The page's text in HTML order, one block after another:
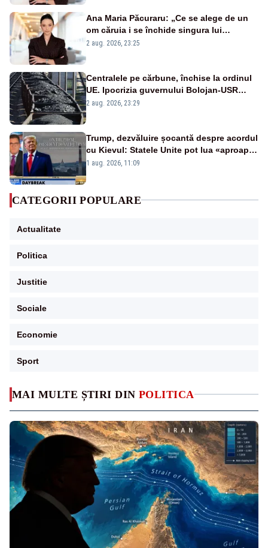
MAI MULTE ȘTIRI DIN POLITICA
Ana Maria Păcuraru: „Ce se alege de un
om căruia i se închide singura lui
portiță?”
2 aug. 2026, 23:25
Centralele pe cărbune, închise la ordinul
UE. Ipocrizia guvernului Bolojan-USR
după starea de alertă
2 aug. 2026, 23:29
Trump, dezvăluire șocantă despre acordul
cu Kievul: Statele Unite pot lua «aproape
tot ce vor» din minele Ucrainei”
1 aug. 2026, 11:09
CATEGORII POPULARE
Actualitate
Politica
Justitie
Sociale
Economie
Sport